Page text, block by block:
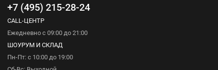
+7 (495) 215-28-24
CALL-ЦЕНТР
Ежедневно с 09:00 до 21:00
ШОУРУМ И СКЛАД
Пн-Пт: с 10:00 до 19:00